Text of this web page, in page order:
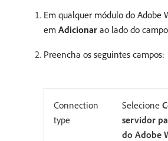
Em qualquer módulo do Adobe
em Adicionar ao lado do
Preencha os seguintes campos:
Connection
type
Selecione
servidor
do Adobe